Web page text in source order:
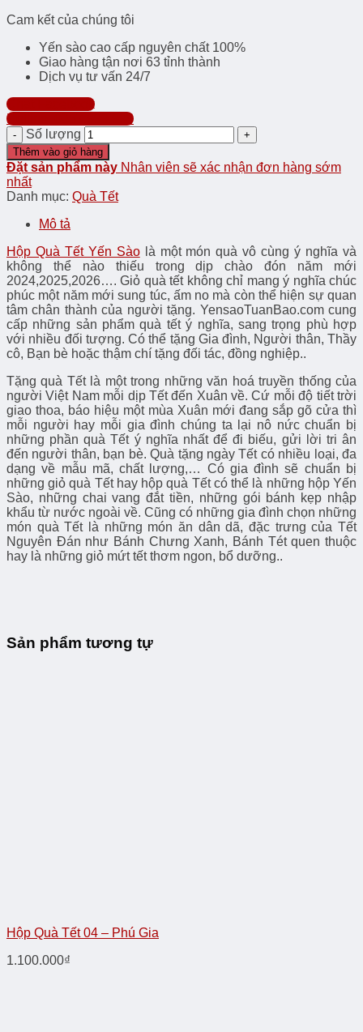
Cam kết của chúng tôi
Yến sào cao cấp nguyên chất 100%
Giao hàng tận nơi 63 tỉnh thành
Dịch vụ tư vấn 24/7
Chat Facebook
Hotline: 0357.999.998
Số lượng
Thêm vào giỏ hàng
Đặt sản phẩm này Nhân viên sẽ xác nhận đơn hàng sớm
nhất
Danh mục: Quà Tết
Mô tả
Hộp Quà Tết Yến Sàolà một món quà vô cùng ý nghĩa và
không thể nào thiếu trong dịp chào đón năm mới
2024,2025,2026…. Giỏ quà tết không chỉ mang ý nghĩa chúc
phúc một năm mới sung túc, ấm no mà còn thể hiện sự quan
tâm chân thành của người tặng. YensaoTuanBao.com cung
cấp những sản phẩm quà tết ý nghĩa, sang trọng phù hợp
với nhiều đối tượng. Có thể tặng Gia đình, Người thân, Thầy
cô, Bạn bè hoặc thậm chí tặng đối tác, đồng nghiệp..
Tặng quà Tết là một trong những văn hoá truyền thống của
người Việt Nam mỗi dịp Tết đến Xuân về. Cứ mỗi độ tiết trời
giao thoa, báo hiệu một mùa Xuân mới đang sắp gõ cửa thì
mỗi người hay mỗi gia đình chúng ta lại nô nức chuẩn bị
những phần quà Tết ý nghĩa nhất để đi biếu, gửi lời tri ân
đến người thân, bạn bè. Quà tặng ngày Tết có nhiều loại, đa
dạng về mẫu mã, chất lượng,… Có gia đình sẽ chuẩn bị
những giỏ quà Tết hay hộp quà Tết có thể là những hộp Yến
Sào, những chai vang đắt tiền, những gói bánh kẹp nhập
khẩu từ nước ngoài về. Cũng có những gia đình chọn những
món quà Tết là những món ăn dân dã, đặc trưng của Tết
Nguyên Đán như Bánh Chưng Xanh, Bánh Tét quen thuộc
hay là những giỏ mứt tết thơm ngon, bổ dưỡng..
Sản phẩm tương tự
Hộp Quà Tết 04 – Phú Gia
1.100.000₫